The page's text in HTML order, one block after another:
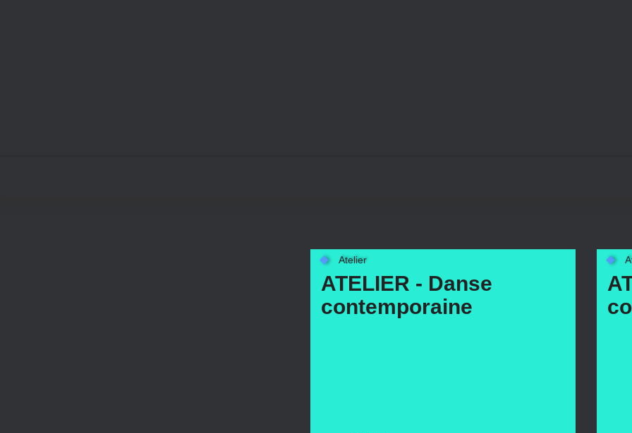
Atelier
ATELIER - Danse
contemporaine